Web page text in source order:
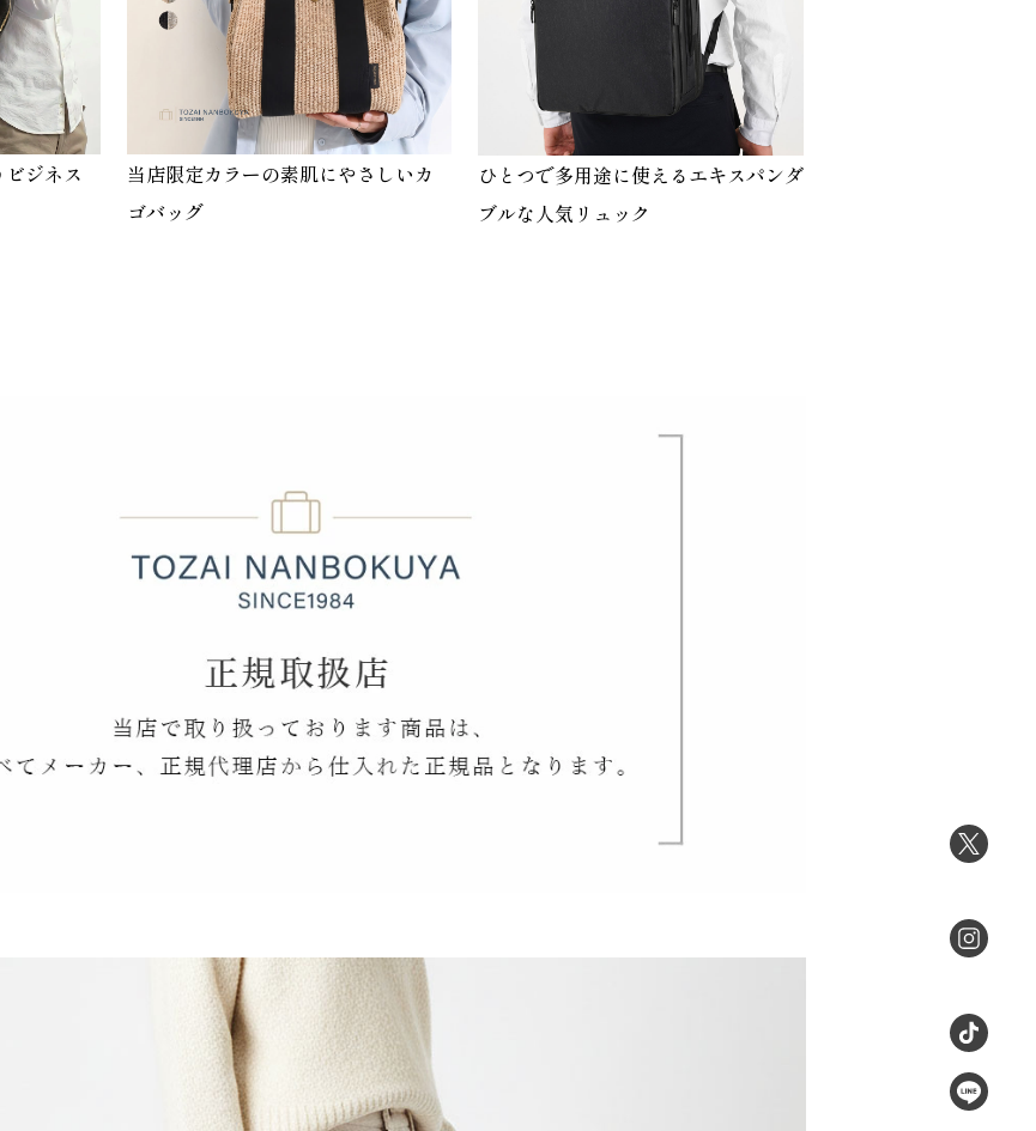
ジネス
当店限定カラーの素肌にやさしいカ
ゴバッグ
ひとつで多用途に使えるエキスパンダ
ブルな人気リュック